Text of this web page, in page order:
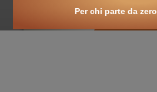
Per chi parte da zero
cultura cristiana